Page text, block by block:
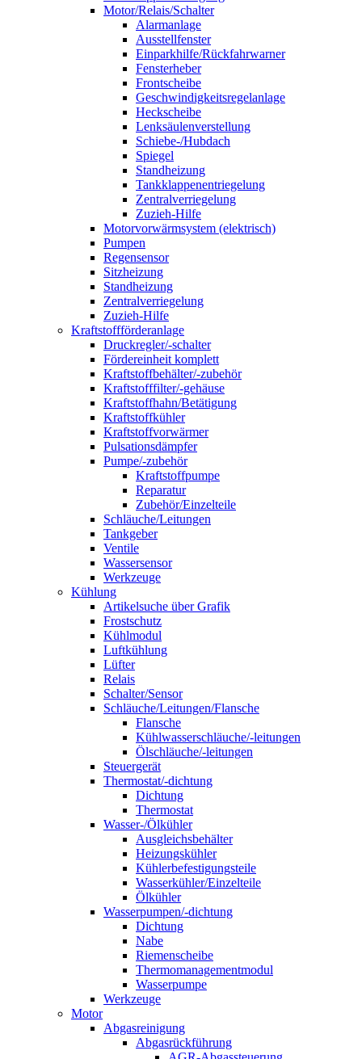
Motor/Relais/Schalter
Alarmanlage
Ausstellfenster
Einparkhilfe/Rückfahrwarner
Fensterheber
Frontscheibe
Geschwindigkeitsregelanlage
Heckscheibe
Lenksäulenverstellung
Schiebe-/Hubdach
Spiegel
Standheizung
Tankklappenentriegelung
Zentralverriegelung
Zuzieh-Hilfe
Motorvorwärmsystem (elektrisch)
Pumpen
Regensensor
Sitzheizung
Standheizung
Zentralverriegelung
Zuzieh-Hilfe
Kraftstoffförderanlage
Druckregler/-schalter
Fördereinheit komplett
Kraftstoffbehälter/-zubehör
Kraftstofffilter/-gehäuse
Kraftstoffhahn/Betätigung
Kraftstoffkühler
Kraftstoffvorwärmer
Pulsationsdämpfer
Pumpe/-zubehör
Kraftstoffpumpe
Reparatur
Zubehör/Einzelteile
Schläuche/Leitungen
Tankgeber
Ventile
Wassersensor
Werkzeuge
Kühlung
Artikelsuche über Grafik
Frostschutz
Kühlmodul
Luftkühlung
Lüfter
Relais
Schalter/Sensor
Schläuche/Leitungen/Flansche
Flansche
Kühlwasserschläuche/-leitungen
Ölschläuche/-leitungen
Steuergerät
Thermostat/-dichtung
Dichtung
Thermostat
Wasser-/Ölkühler
Ausgleichsbehälter
Heizungskühler
Kühlerbefestigungsteile
Wasserkühler/Einzelteile
Ölkühler
Wasserpumpen/-dichtung
Dichtung
Nabe
Riemenscheibe
Thermomanagementmodul
Wasserpumpe
Werkzeuge
Motor
Abgasreinigung
Abgasrückführung